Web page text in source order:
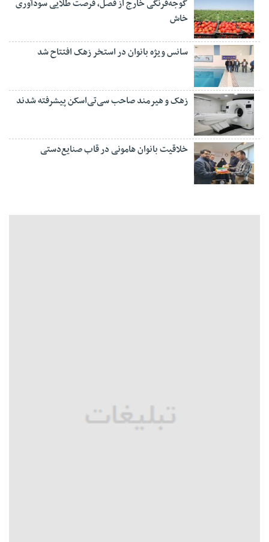
گوجه‌فرنگی خارج از فصل، فرصت طلایی سودآوری
خاش
سانس ویژه بانوان در استخر زهک افتتاح شد
زهک و هیرمند صاحب سی‌تی‌اسکن پیشرفته شدند
خلاقیت بانوان هامونی در قاب صنایع‌دستی